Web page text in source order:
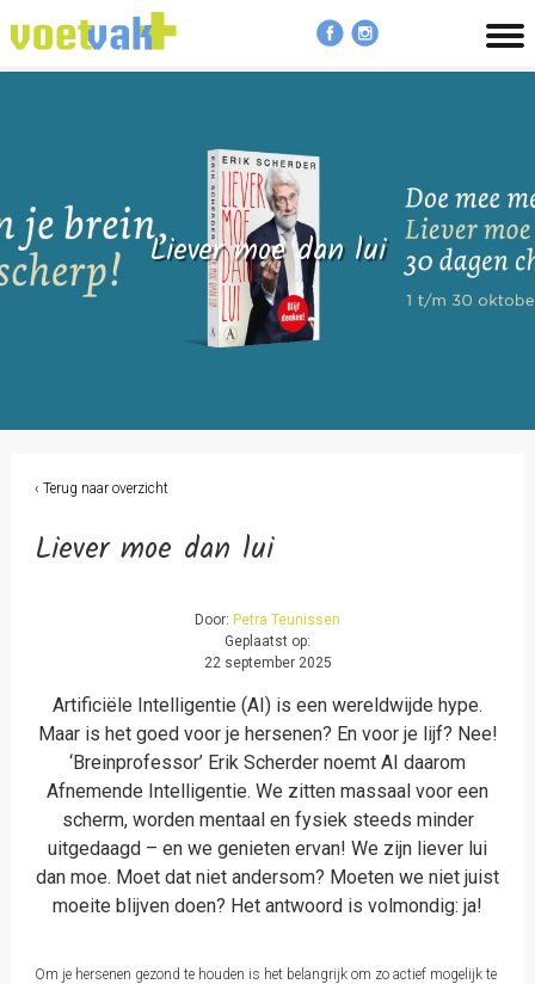
Liever moe dan lui
‹ Terug naar overzicht
Liever moe dan lui
Door: Petra Teunissen
Geplaatst op:
22 september 2025
Artificiële Intelligentie (AI) is een wereldwijde hype.
Maar is het goed voor je hersenen? En voor je lijf? Nee!
‘Breinprofessor’ Erik Scherder noemt AI daarom
Afnemende Intelligentie. We zitten massaal voor een
scherm, worden mentaal en fysiek steeds minder
uitgedaagd – en we genieten ervan! We zijn liever lui
dan moe. Moet dat niet andersom? Moeten we niet juist
moeite blijven doen? Het antwoord is volmondig: ja!
Om je hersenen gezond te houden is het belangrijk om zo actief mogelijk te